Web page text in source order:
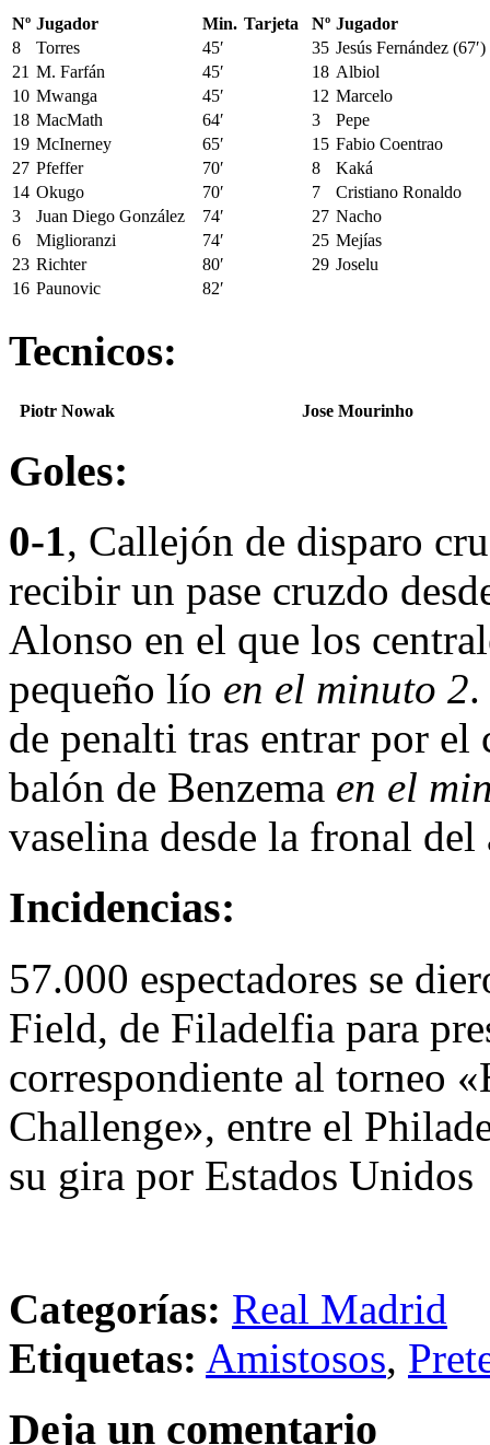
Nº Jugador Min. Tarjeta Nº Jugador
8
Torres 45′ 35 Jesús Fernández (67′)
21 M. Farfán 45′ 18 Albiol
10 Mwanga 45′ 12 Marcelo
18 MacMath 64′ 3
Pepe
19 McInerney 65′ 15 Fabio Coentrao
27 Pfeffer 70′ 8
Kaká
14 Okugo 70′ 7
Cristiano Ronaldo
3
Juan Diego González 74′ 27 Nacho
6
Miglioranzi 74′ 25 Mejías
23 Richter 80′ 29 Joselu
16 Paunovic 82′
Tecnicos:
Piotr Nowak Jose Mourinho
Goles:
0-1, Callejón de disparo
recibir un pase cruzdo
Alonso en el que los
pequeño lío en el minuto 2.
de penalti tras entrar por el
balón de Benzema en el
vaselina desde la fronal del
Incidencias:
57.000 espectadores se
Field, de Filadelfia para
correspondiente al torneo
Challenge», entre el
su gira por Estados Unidos
Categorías: Real Madrid
Etiquetas: Amistosos,
Deja un comentario